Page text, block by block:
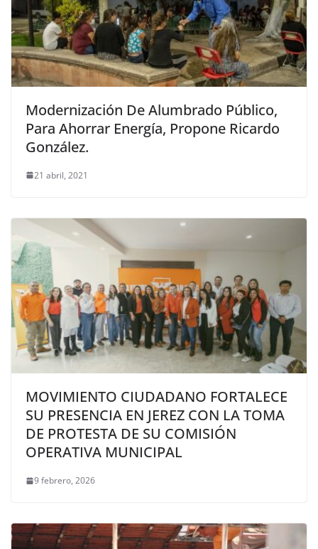
Modernización De Alumbrado Público,
Para Ahorrar Energía, Propone Ricardo
González.
21 abril, 2021
MOVIMIENTO CIUDADANO FORTALECE
SU PRESENCIA EN JEREZ CON LA TOMA
DE PROTESTA DE SU COMISIÓN
OPERATIVA MUNICIPAL
9 febrero, 2026